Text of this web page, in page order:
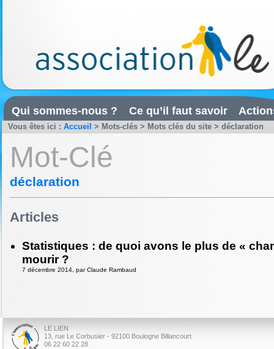
Qui sommes-nous ? Ce qu’il faut savoir
Vous êtes ici : Accueil > Mots-clés > Mots clés du site > déclaration
Mot-Clé
déclaration
Articles
Statistiques : de quoi avons le plus de «
mourir ?
7 décembre 2014, par Claude Rambaud
LE LIEN
13, rue Le Corbusier - 92100 Boulogne Billancourt
06 22 60 22 28